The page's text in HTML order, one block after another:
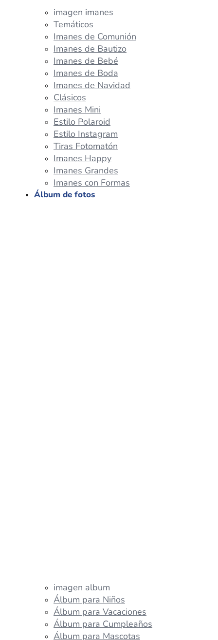
imagen imanes
Temáticos
Imanes de Comunión
Imanes de Bautizo
Imanes de Bebé
Imanes de Boda
Imanes de Navidad
Clásicos
Imanes Mini
Estilo Polaroid
Estilo Instagram
Tiras Fotomatón
Imanes Happy
Imanes Grandes
Imanes con Formas
Álbum de fotos
imagen album
Álbum para Niños
Álbum para Vacaciones
Álbum para Cumpleaños
Álbum para Mascotas